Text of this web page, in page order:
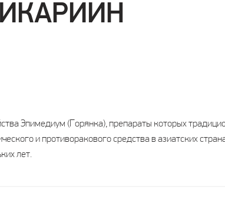
ИКАРИИН
Эпимедиум (Горянка), препараты которых
и противоракового средства в азиатских
лет.